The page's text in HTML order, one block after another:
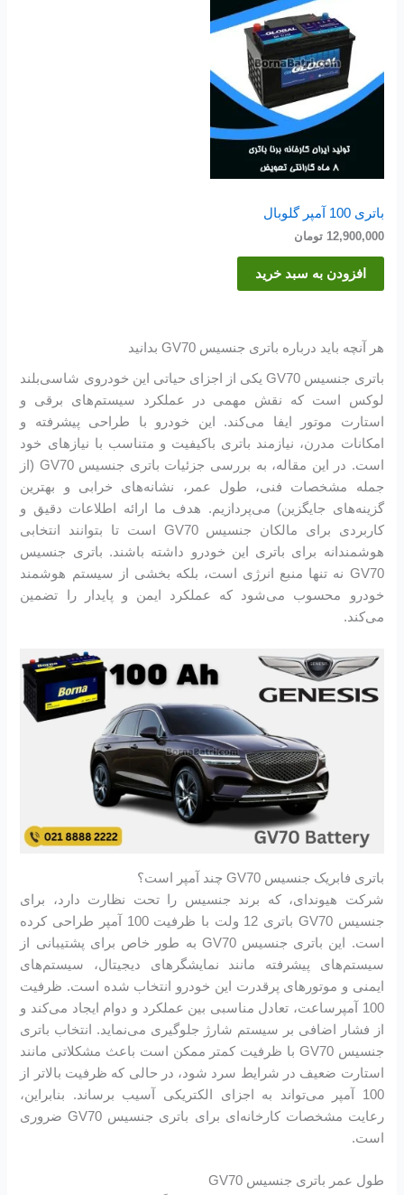
باتری 100 آمپر گلوبال
12,900,000 تومان
افزودن به سبد خرید
هر آنچه باید درباره باتری جنسیس GV70 بدانید
باتری جنسیس GV70 یکی از اجزای حیاتی این خودروی شاسی‌بلند
لوکس است که نقش مهمی در عملکرد سیستم‌های برقی و
استارت موتور ایفا می‌کند. این خودرو با طراحی پیشرفته و
امکانات مدرن، نیازمند باتری باکیفیت و متناسب با نیازهای خود
است. در این مقاله، به بررسی جزئیات باتری جنسیس GV70 (از
جمله مشخصات فنی، طول عمر، نشانه‌های خرابی و بهترین
گزینه‌های جایگزین) می‌پردازیم. هدف ما ارائه اطلاعات دقیق و
کاربردی برای مالکان جنسیس GV70 است تا بتوانند انتخابی
هوشمندانه برای باتری این خودرو داشته باشند. باتری جنسیس
GV70 نه تنها منبع انرژی است، بلکه بخشی از سیستم هوشمند
خودرو محسوب می‌شود که عملکرد ایمن و پایدار را تضمین
می‌کند.
باتری فابریک جنسیس GV70 چند آمپر است؟
شرکت هیوندای، که برند جنسیس را تحت نظارت دارد، برای
جنسیس GV70 باتری 12 ولت با ظرفیت 100 آمپر طراحی کرده
است. این باتری جنسیس GV70 به طور خاص برای پشتیبانی از
سیستم‌های پیشرفته مانند نمایشگرهای دیجیتال، سیستم‌های
ایمنی و موتورهای پرقدرت این خودرو انتخاب شده است. ظرفیت
100 آمپرساعت، تعادل مناسبی بین عملکرد و دوام ایجاد می‌کند و
از فشار اضافی بر سیستم شارژ جلوگیری می‌نماید. انتخاب باتری
جنسیس GV70 با ظرفیت کمتر ممکن است باعث مشکلاتی مانند
استارت ضعیف در شرایط سرد شود، در حالی که ظرفیت بالاتر از
100 آمپر می‌تواند به اجزای الکتریکی آسیب برساند. بنابراین،
رعایت مشخصات کارخانه‌ای برای باتری جنسیس GV70 ضروری
است.
طول عمر باتری جنسیس GV70